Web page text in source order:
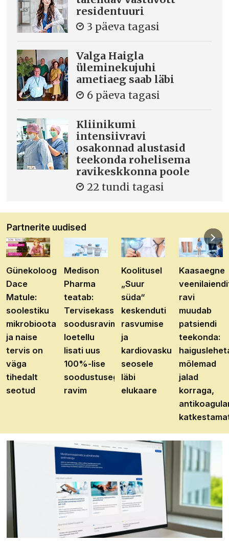
residentuuri
3 päeva tagasi
Valga Haigla
üleminekujuhi
ametiaeg saab läbi
6 päeva tagasi
Kliinikumi
intensiivravi
osakonnad alustasid
teekonda rohelisema
ravikeskkonna poole
22 tundi tagasi
Partnerite uudised
Günekoloog
Dace
Matule:
soolestiku
mikrobioota
ja naise
tervis on
väga
tihedalt
seotud
Medison
Pharma
teatab:
Tervisekassa
soodusravimite
loetellu
lisati uus
100%-lise
soodustusega
ravim
Koolitusel
„Suur
süda“
keskenduti
rasvumise
ja
kardiovaskulaarhaiguste
seosele
läbi
elukaare
Kaasaegne
ravi
muudab
patsiendi
teekonda:
mõlemad
jalad
korraga,